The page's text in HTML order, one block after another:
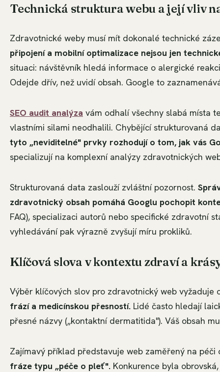
Technická struktura webu a její vliv
Zdravotnické weby musí mít dokonalé technické
připojení a mobilní optimalizace nejsou jen
situaci: návštěvník hledá informace o alergické
Odejde dřív, než uvidí obsah. Google to
SEO audit analýza vám odhalí všechny slabá místa
vlastními silami neodhalili. Chybějící strukturovaná
tyto „neviditelné" prvky rozhodují o tom, jak vás
specializují na komplexní analýzy zdravotnických
Strukturovaná data zaslouží zvláštní pozornost.
zdravotnický obsah pomáhá Googlu pochopit
FAQ), specializaci autorů nebo specifické zdravotní
vyhledávání pak výrazně zvyšují míru prokliků.
Klíčová slova v kontextu zdraví a
Výběr klíčových slov pro zdravotnický web vyžaduje
frází a medicínskou přesností. Lidé často hledají
přesné názvy („kontaktní dermatitida"). Váš obsah
Zajímavý příklad představuje web zaměřený na
fráze typu „péče o pleť". Konkurence byla